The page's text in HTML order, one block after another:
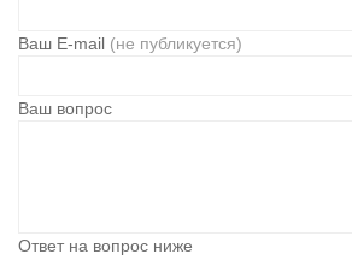
Ваш E-mail (не публикуется)
Ваш вопрос
Ответ на вопрос ниже